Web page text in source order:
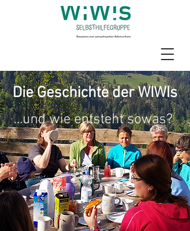
Die Geschichte der WIWIs
...und wie entsteht sowas?